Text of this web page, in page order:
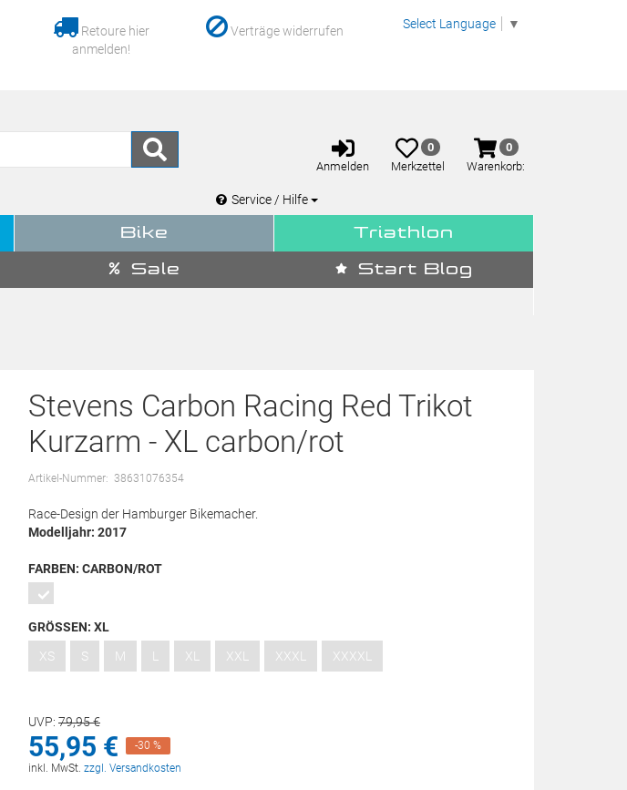
Retoure hier
anmelden!
Verträge widerrufen Select Language ▼
Anmelden
Anmelden
Merkzettel
aufklappen
0
Merkzettel
Warenkorb
aufklappen
0
Warenkorb:
Service / Hilfe
Bike Triathlon
Sale Start Blog
Stevens Carbon Racing Red Trikot
Kurzarm - XL carbon/rot
Artikel-Nummer: 38631076354
Race-Design der Hamburger Bikemacher.
Modelljahr: 2017
FARBEN: CARBON/ROT
GRÖSSEN: XL
XS
S M XL XXL XXXL XXXXL
UVP: 79,95€
55,95 €
-30 %
inkl. MwSt. zzgl. Versandkosten